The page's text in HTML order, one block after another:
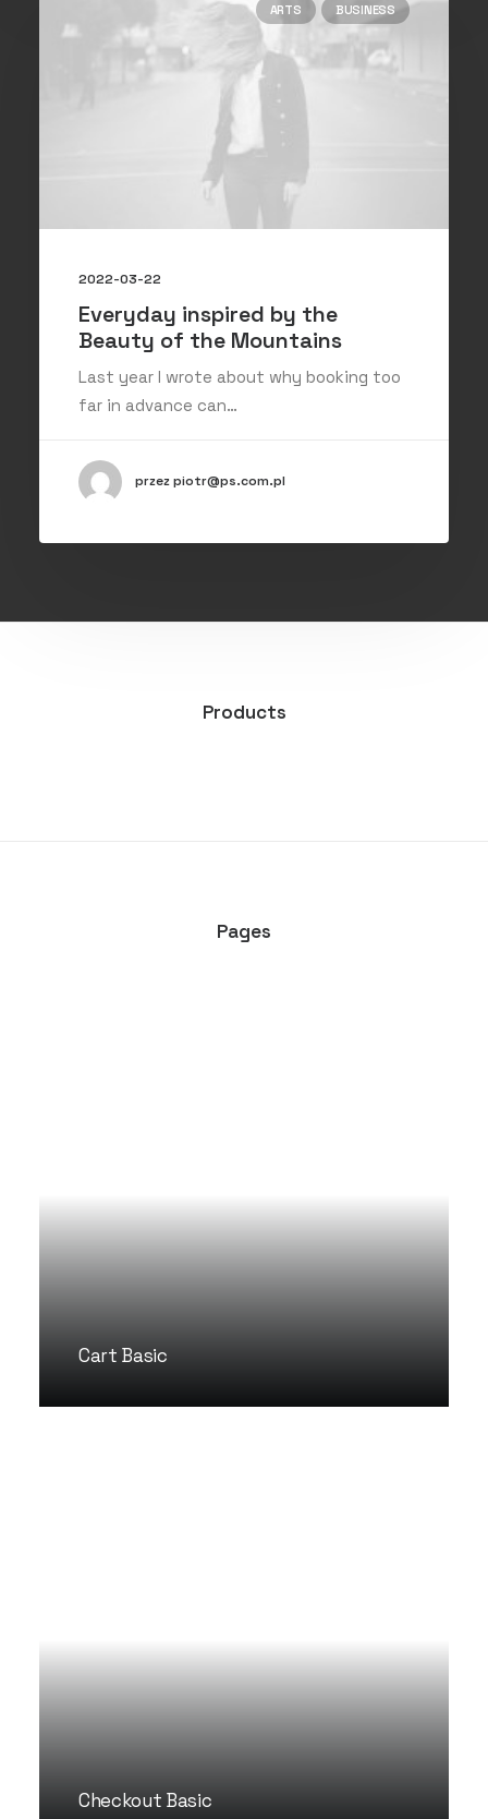
ARTS BUSINESS
2022-03-22
Everyday inspired by the
Beauty of the Mountains
Last year I wrote about why booking too
far in advance can…
przez piotr@ps.com.pl
Products
Pages
Cart Basic
Checkout Basic